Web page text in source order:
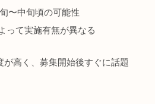
〜中旬頃の可能性
って実施有無が異なる
が高く、募集開始後すぐに話題